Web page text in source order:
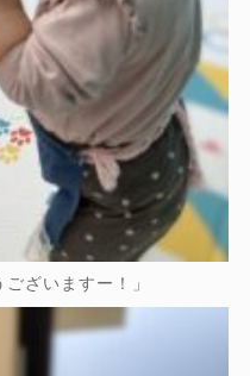
ざいますー！」